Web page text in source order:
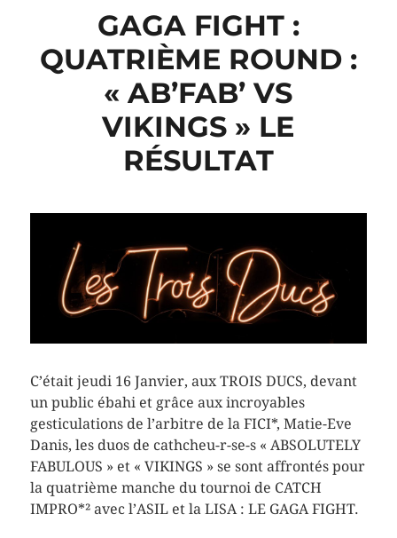
GAGA FIGHT :
QUATRIÈME ROUND :
« AB’FAB’ VS
VIKINGS » LE
RÉSULTAT
C’était jeudi 16 Janvier, aux TROIS DUCS, devant
un public ébahi et grâce aux incroyables
gesticulations de l’arbitre de la FICI*, Matie-Eve
Danis, les duos de cathcheu-r-se-s « ABSOLUTELY
FABULOUS » et « VIKINGS » se sont affrontés pour
la quatrième manche du tournoi de CATCH
IMPRO*² avec l’ASIL et la LISA : LE GAGA FIGHT.